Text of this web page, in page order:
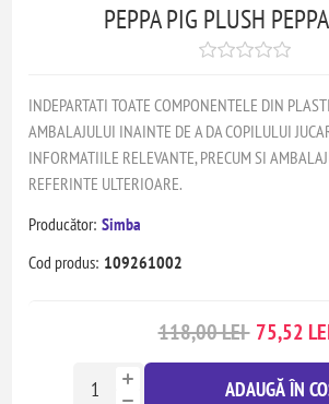
PEPPA PIG PLUSH
INDEPARTATI TOATE COMPONENTELE DIN
AMBALAJULUI INAINTE DE A DA COPILULUI
INFORMATIILE RELEVANTE, PRECUM SI
REFERINTE ULTERIOARE.
Producător: Simba
Cod produs: 109261002
118,00 LEI 75,52
ADAUGĂ ÎN